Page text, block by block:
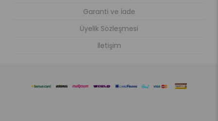
Garanti ve İade
Üyelik Sözleşmesi
İletişim